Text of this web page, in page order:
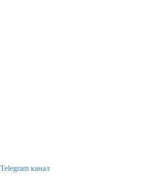
Telegram канал